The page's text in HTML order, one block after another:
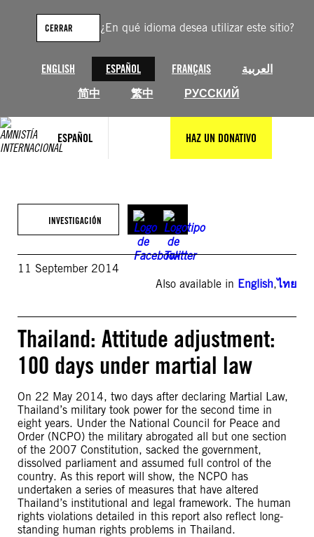
¿En qué idioma desea utilizar este sitio?
ENGLISH ESPAÑOL FRANÇAIS
العربية
简中
繁中 РУССКИЙ
CERRAR
ESPAÑOL HAZ UN DONATIVO
contenido
INVESTIGACIÓN
11 September 2014
Also available in English,ไทย
Thailand: Attitude adjustment:
100 days under martial law
On 22 May 2014, two days after declaring Martial Law,
Thailand’s military took power for the second time in
eight years. Under the National Council for Peace and
Order (NCPO) the military abrogated all but one section
of the 2007 Constitution, sacked the government,
dissolved parliament and assumed full control of the
country. As this report will show, the NCPO has
undertaken a series of measures that have altered
Thailand’s institutional and legal framework. The human
rights violations detailed in this report also reflect long-
standing human rights problems in Thailand.